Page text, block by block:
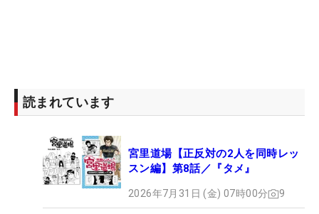
読まれています
宮里道場【正反対の2人を同時レッ
スン編】第8話／『タメ』
2026年7月31日 (金) 07時00分 9